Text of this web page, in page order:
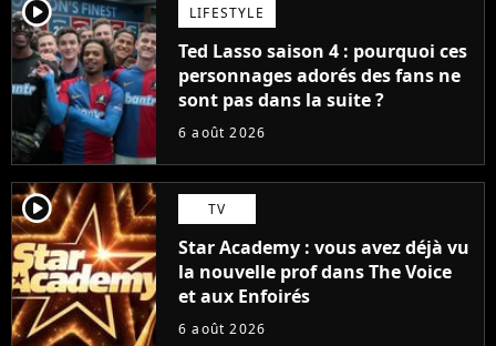
player2 LIFESTYLE
Ted Lasso saison 4 : pourquoi ces
personnages adorés des fans ne
sont pas dans la suite ?
6 août 2026
player2 TV
Star Academy : vous avez déjà vu
la nouvelle prof dans The Voice
et aux Enfoirés
6 août 2026